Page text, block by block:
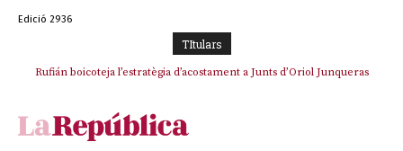
Edició 2936
TItulars
Rufián boicoteja l’estratègia d’acostament a Junts d’Oriol Junqueras